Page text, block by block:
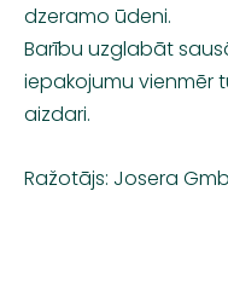
dzeramo ūdeni.
Barību uzglabāt
iepakojumu vienmēr
aizdari.
Ražotājs: Josera